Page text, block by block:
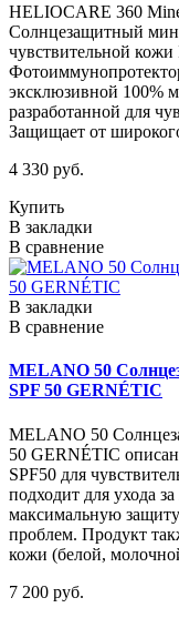
HELIOCARE 360
Солнцезащитный
чувствительной
эксклюзивной 100%
разработанной для
Защищает от
4 330 руб.
Купить
В закладки
В сравнение
В закладки
В сравнение
MELANO 50
SPF 50 GERNÉTIC
MELANO 50
50 GERNÉTIC
SPF50 для
подходит для ухода
максимальную
проблем. Продукт
кожи (белой,
7 200 руб.